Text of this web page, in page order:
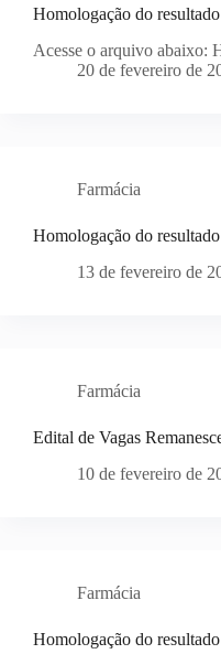
Homologação do
Acesse o arquivo abaixo:
20 de fevereiro de
Farmácia
Homologação do
13 de fevereiro de
Farmácia
Edital de Vagas
10 de fevereiro de
Farmácia
Homologação do